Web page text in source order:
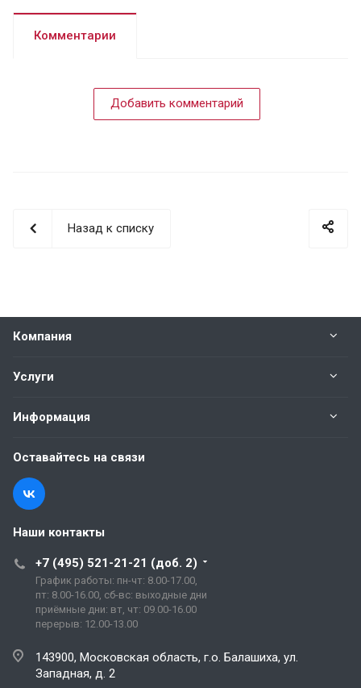
Комментарии
Добавить комментарий
Назад к списку
Компания
Услуги
Информация
Оставайтесь на связи
Наши контакты
+7 (495) 521-21-21 (доб. 2)
График работы: пн-чт: 8.00-17.00,
пт: 8.00-16.00, сб-вс: выходные дни
приёмные дни: вт, чт: 09.00-16.00
перерыв: 12.00-13.00
143900, Московская область, г.о. Балашиха, ул.
Западная, д. 2